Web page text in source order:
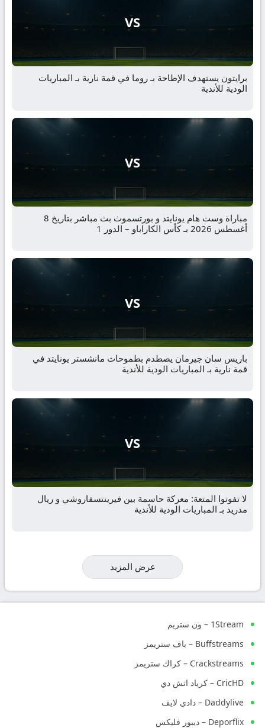
VS
برايتون يستهدف الإطاحة بـ روما في قمة نارية بـ المباريات
الودية للأندية
VS
مباراة وست هام يونايتد و بورتسموث بث مباشر بتاريخ 8
أغسطس 2026 بـ كأس الكاراباو – الدور 1
VS
باريس سان جيرمان يصطدم بطموحات مانشستر يونايتد في
قمة نارية بـ المباريات الودية للأندية
VS
لا تفوتوا المتعة: معركة حاسمة بين فيرينتسفاروشي و ريال
مدريد بـ المباريات الودية للأندية
عرض المزيد
1Stream – ون ستريم
Buffstreams – باف ستريمز
Crackstreams – كراك ستريمز
CricHD – كرياد اتش دي
Daddylive – دادي لايف
Deporflix – ديبور فليكس